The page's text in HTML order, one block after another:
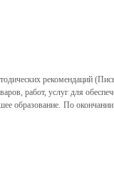
рекомендаций (
работ, услуг для
образование. По